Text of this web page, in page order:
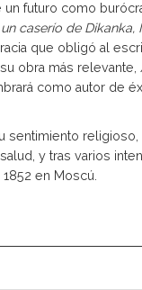
futuro como
un caserío de
que obligó al
obra más relevante,
como autor de
sentimiento
y tras varios
en Moscú.